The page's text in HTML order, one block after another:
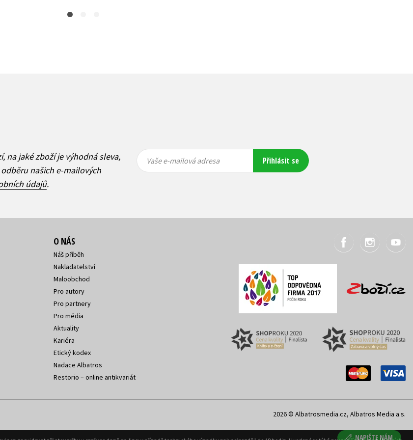
NAPIŠTE NÁM
na jaké zboží je výhodná sleva,
našich e-mailových
údajů.
mailová
mailová
Vaše e-mailová adresa Přihlásit se
O NÁS
Náš příběh
Nakladatelství
Maloobchod
Pro autory
Pro partnery
Pro média
Aktuality
Kariéra
Etický kodex
Nadace Albatros
Restorio – online antikvariát
2026 © Albatrosmedia.cz, Albatros Media a.s.